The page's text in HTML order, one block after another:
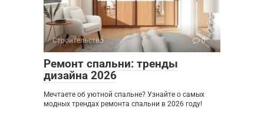
Строительство 0
Ремонт спальни: тренды
дизайна 2026
Мечтаете об уютной спальне? Узнайте о самых
модных трендах ремонта спальни в 2026 году!